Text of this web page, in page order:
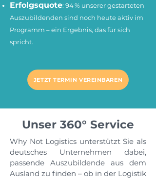
Erfolgsquote: 94 % unserer gestarteten
Auszubildenden sind noch heute aktiv im
Programm – ein Ergebnis, das für sich
spricht.
JETZT TERMIN VEREINBAREN
Unser 360° Service
Why Not Logistics unterstützt Sie als
deutsches Unternehmen dabei,
passende Auszubildende aus dem
Ausland zu finden – ob in der Logistik